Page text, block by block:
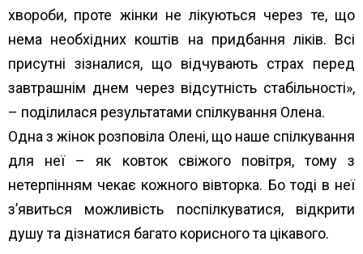
хвороби, проте жінки не лікуються через те, що
нема необхідних коштів на придбання ліків. Всі
присутні зізналися, що відчувають страх перед
завтрашнім днем через відсутність стабільності»,
– поділилася результатами спілкування Олена.
Одна з жінок розповіла Олені, що наше спілкування
для неї – як ковток свіжого повітря, тому з
нетерпінням чекає кожного вівторка. Бо тоді в неї
з’явиться можливість поспілкуватися, відкрити
душу та дізнатися багато корисного та цікавого.